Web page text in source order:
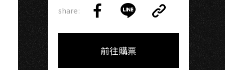
share:
on
Facebook
on
LINE
Link
Copy
前往購票